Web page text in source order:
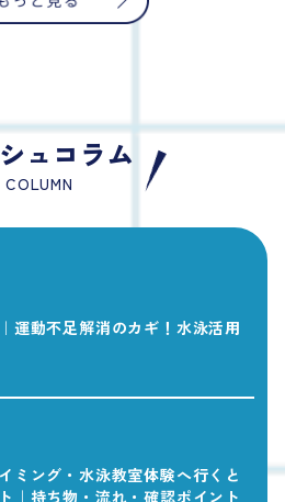
ュコラム
COLUMN
運動不足解消のカギ！水泳活用
ミング・水泳教室体験へ行くと
｜持ち物・流れ・確認ポイント